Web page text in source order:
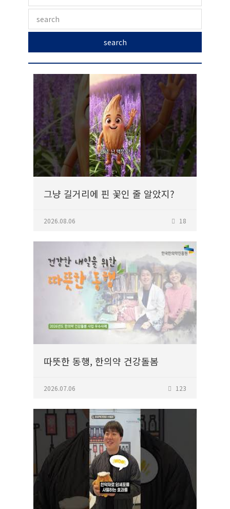
search
그냥 길거리에 핀 꽃인 줄 알았지?
2026.08.06 18
따뜻한 동행, 한의약 건강돌봄
2026.07.06 123